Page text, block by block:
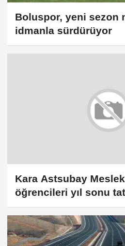
Boluspor, yeni sezon
idmanla sürdürüyor
Kara Astsubay
öğrencileri yıl sonu
yeteneklerini sergiledi